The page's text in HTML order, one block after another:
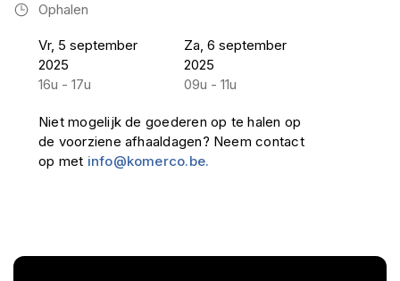
Ophalen
Vr, 5 september
2025
16u - 17u
Za, 6 september
2025
09u - 11u
Niet mogelijk de goederen op te halen op
de voorziene afhaaldagen? Neem contact
op met info@komerco.be.